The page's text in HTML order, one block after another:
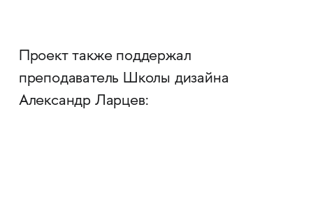
Проект также поддержал
преподаватель Школы дизайна
Александр Ларцев: